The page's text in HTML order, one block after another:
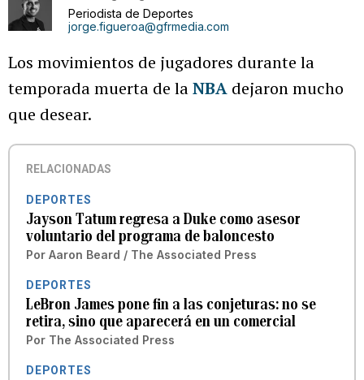
Periodista de Deportes
jorge.figueroa@gfrmedia.com
Los movimientos de jugadores durante la
temporada muerta de laNBA dejaron mucho
que desear.
RELACIONADAS
DEPORTES
Jayson Tatum regresa a Duke como asesor
voluntario del programa de baloncesto
Por Aaron Beard / The Associated Press
DEPORTES
LeBron James pone fin a las conjeturas: no se
retira, sino que aparecerá en un comercial
Por The Associated Press
DEPORTES